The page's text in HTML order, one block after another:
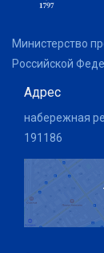
Министерство
Российской
Адрес
набережная
191186